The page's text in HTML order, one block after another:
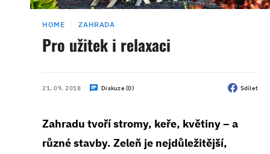
HOME ZAHRADA
Pro užitek i relaxaci
21. 09. 2018 Diskuze (0) Sdílet
Zahradu tvoří stromy, keře, květiny – a
různé stavby. Zeleň je nejdůležitější,